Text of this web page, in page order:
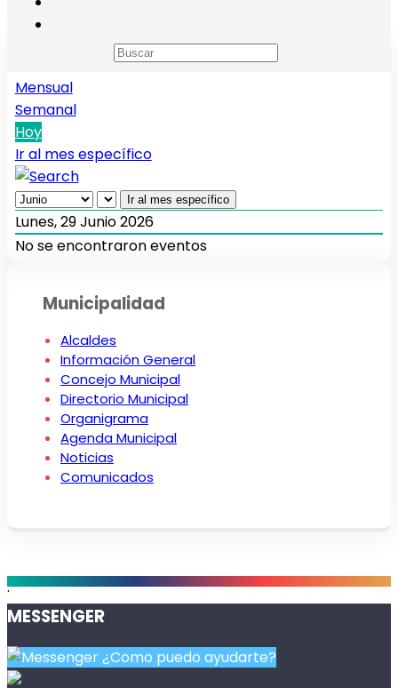
Calendario de eventos
Mensual
Semanal
Hoy
Ir al mes específico
Ir al mes específico
Lunes, 29 Junio 2026
No se encontraron eventos
Municipalidad
Alcaldes
Información General
Concejo Municipal
Directorio Municipal
Organigrama
Agenda Municipal
Noticias
Comunicados
.
MESSENGER
¿Como puedo ayudarte?